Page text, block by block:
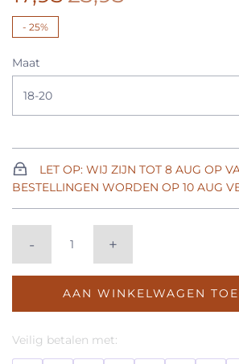
- 25%
Maat
18-20
LET OP: WIJ ZIJN TOT 8 AUG OP
BESTELLINGEN WORDEN OP 10 AUG
- +
AAN WINKELWAGEN
Veilig betalen met: